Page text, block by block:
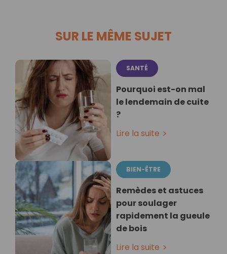
SUR LE MÊME SUJET
SANTÉ
Pourquoi est-on mal
le lendemain de cuite
?
Lire la suite
BIEN-ÊTRE
Remèdes et astuces
pour soulager
rapidement la gueule
de bois
Lire la suite